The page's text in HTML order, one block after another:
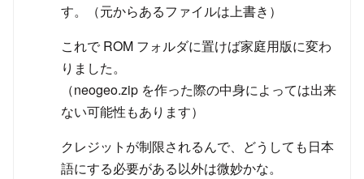
す。（元からあるファイルは上書き）
これで ROM フォルダに置けば家庭用版に変わ
りました。
（neogeo.zip を作った際の中身によっては出来
ない可能性もあります）
クレジットが制限されるんで、どうしても日本
語にする必要がある以外は微妙かな。